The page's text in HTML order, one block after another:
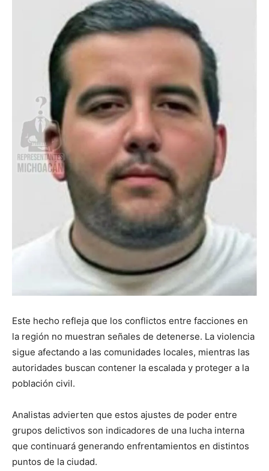
Este hecho refleja que los conflictos entre facciones en
la región no muestran señales de detenerse. La violencia
sigue afectando a las comunidades locales, mientras las
autoridades buscan contener la escalada y proteger a la
población civil.
Analistas advierten que estos ajustes de poder entre
grupos delictivos son indicadores de una lucha interna
que continuará generando enfrentamientos en distintos
puntos de la ciudad.